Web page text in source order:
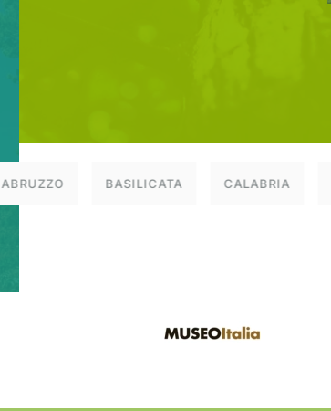
ABRUZZO BASILICATA CALABRIA